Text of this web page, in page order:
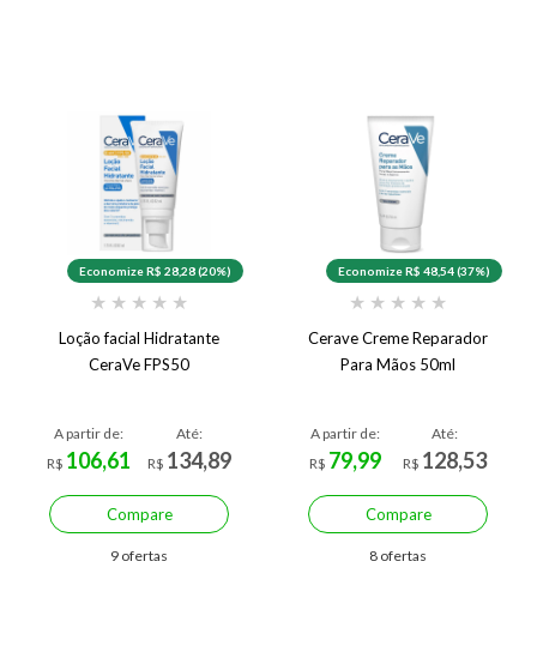
Economize R$ 28,28 (20%)
★ ★ ★ ★ ★
Loção facial Hidratante
CeraVe FPS50
A partir de:
R$ 106,61
Até:
R$ 134,89
Compare
9 ofertas
Economize R$ 48,54 (37%)
★ ★ ★ ★ ★
Cerave Creme Reparador
Para Mãos 50ml
A partir de:
R$ 79,99
Até:
R$ 128,53
Compare
8 ofertas